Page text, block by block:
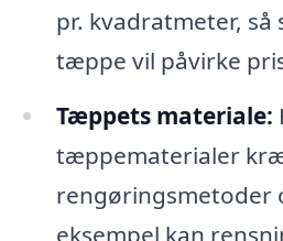
pr. kvadratmeter,
tæppe vil påvirke
Tæppets materiale:
tæppematerialer
rengøringsmetoder
eksempel kan